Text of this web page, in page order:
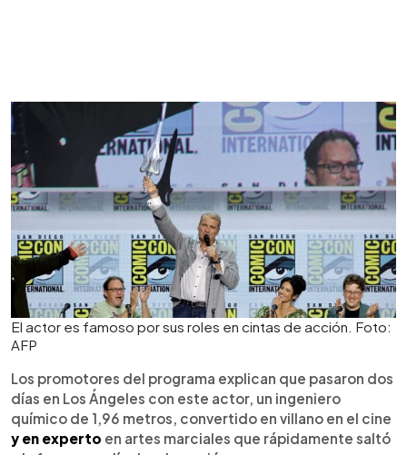
El actor es famoso por sus roles en cintas de acción. Foto:
AFP
Los promotores del programa explican que pasaron dos
días en Los Ángeles con este actor, un ingeniero
químico de 1,96 metros, convertido en villano en el cine
y en experto en artes marciales que rápidamente saltó